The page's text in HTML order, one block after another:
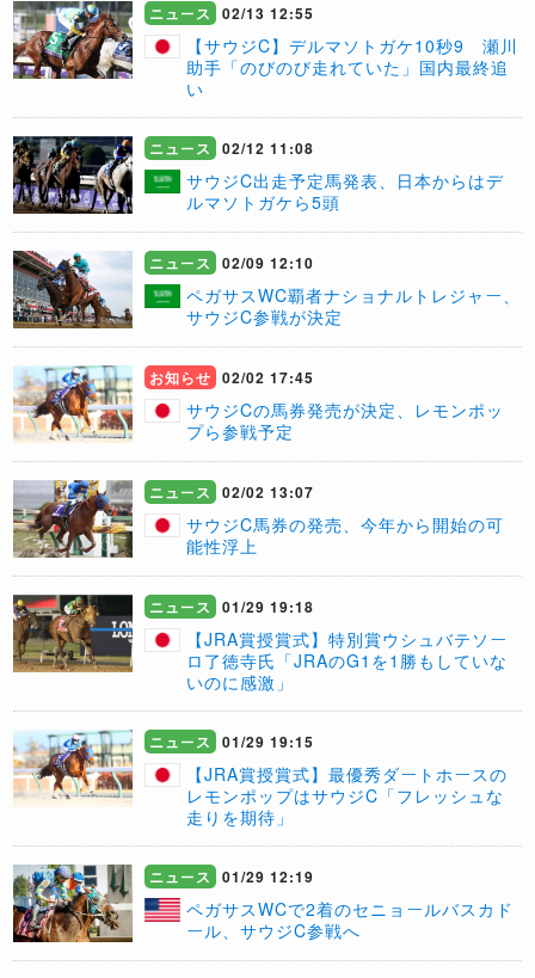
ニュース 02/13 12:55
【サウジC】デルマソトガケ10秒9 瀬川
助手「のびのび走れていた」国内最終追
い
ニュース 02/12 11:08
サウジC出走予定馬発表、日本からはデ
ルマソトガケら5頭
ニュース 02/09 12:10
ペガサスWC覇者ナショナルトレジャー、
サウジC参戦が決定
お知らせ 02/02 17:45
サウジCの馬券発売が決定、レモンポッ
プら参戦予定
ニュース 02/02 13:07
サウジC馬券の発売、今年から開始の可
能性浮上
ニュース 01/29 19:18
【JRA賞授賞式】特別賞ウシュバテソー
ロ了徳寺氏「JRAのG1を1勝もしていな
いのに感激」
ニュース 01/29 19:15
【JRA賞授賞式】最優秀ダートホースの
レモンポップはサウジC「フレッシュな
走りを期待」
ニュース 01/29 12:19
ペガサスWCで2着のセニョールバスカド
ール、サウジC参戦へ